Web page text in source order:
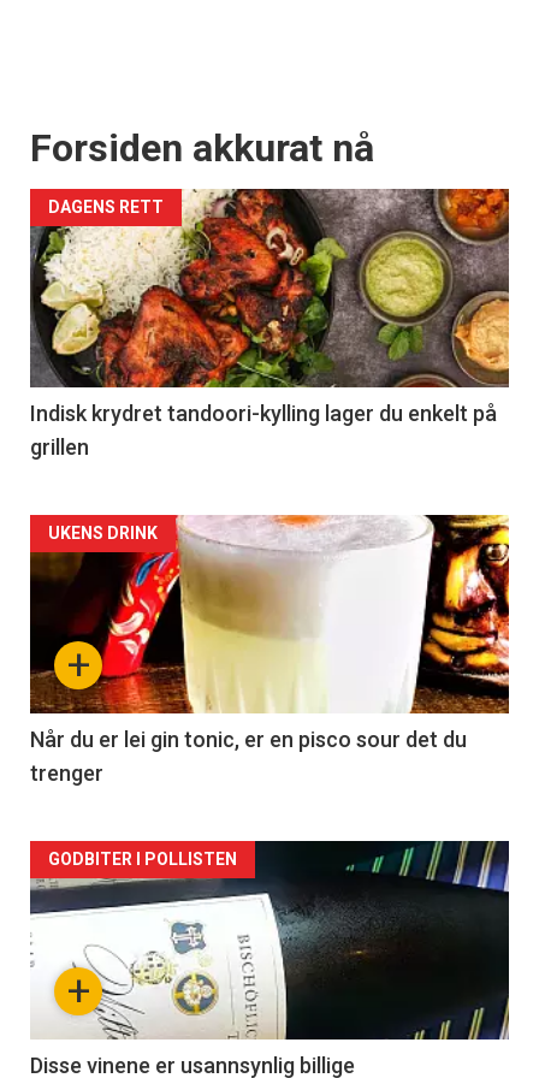
Forsiden akkurat nå
DAGENS RETT
Indisk krydret tandoori-kylling lager du enkelt på
grillen
Forsiden
akkurat
nå
-
2
+
UKENS DRINK
Når du er lei gin tonic, er en pisco sour det du
trenger
Forsiden
akkurat
nå
3
+
GODBITER I POLLISTEN
Disse vinene er usannsynlig billige